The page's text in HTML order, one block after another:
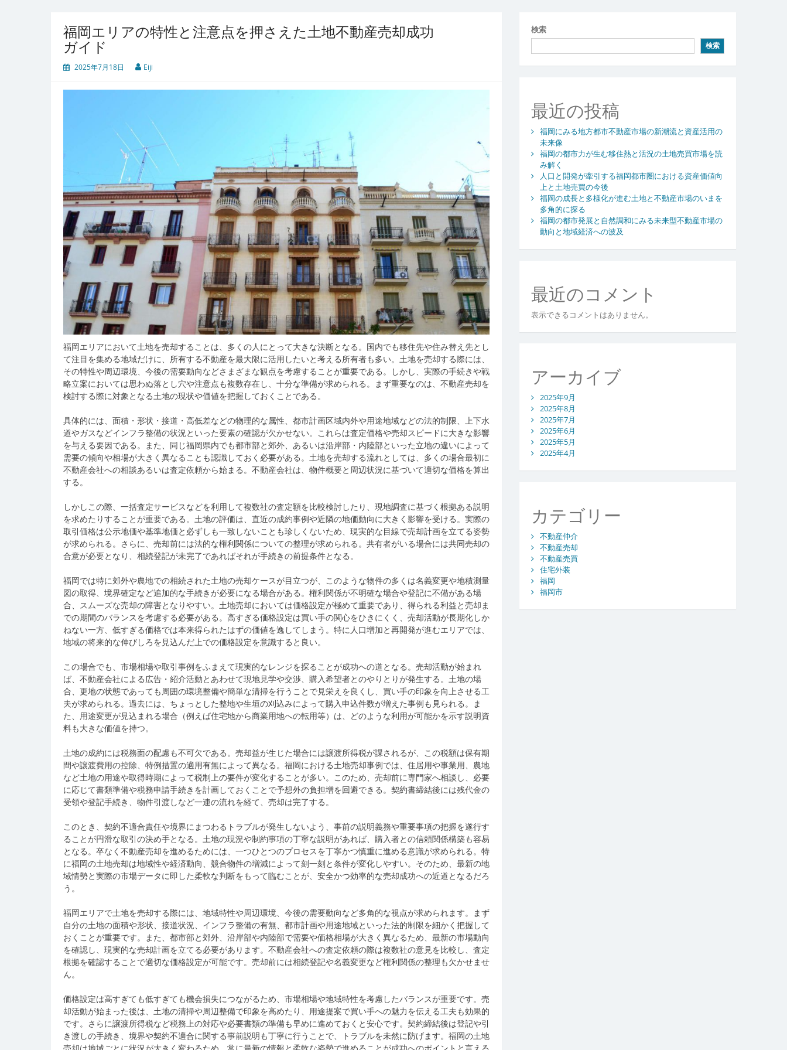
福岡エリアの特性と注意点を押さえた土地不動産売却成功
ガイド
2025年7月18日 Eiji
福岡エリアにおいて土地を売却することは、多くの人にとって大きな決断となる。 国内でも移住先や住み替え先とし
て注目を集める地域だけに、所有する不動産を最大限に活用したいと考える所有者も多い。土地を売却する際には、
その特性や周辺環境、今後の需要動向などさまざまな観点を考慮することが重要である。しかし、実際の手続きや戦
略立案においては思わぬ落とし穴や注意点も複数存在し、十分な準備が求められる。まず重要なのは、不動産売却を
検討する際に対象となる土地の現状や価値を把握しておくことである。
具体的には、面積・形状・接道・高低差などの物理的な属性、都市計画区域内外や用途地域などの法的制限、上下水
道やガスなどインフラ整備の状況といった要素の確認が欠かせない。これらは査定価格や売却スピードに大きな影響
を与える要因である。また、同じ福岡県内でも都市部と郊外、あるいは沿岸部・内陸部といった立地の違いによって
需要の傾向や相場が大きく異なることも認識しておく必要がある。土地を売却する流れとしては、多くの場合最初に
不動産会社への相談あるいは査定依頼から始まる。不動産会社は、物件概要と周辺状況に基づいて適切な価格を算出
する。
しかしこの際、一括査定サービスなどを利用して複数社の査定額を比較検討したり、現地調査に基づく根拠ある説明
を求めたりすることが重要である。土地の評価は、直近の成約事例や近隣の地価動向に大きく影響を受ける。実際の
取引価格は公示地価や基準地価と必ずしも一致しないことも珍しくないため、現実的な目線で売却計画を立てる姿勢
が求められる。さらに、売却前には法的な権利関係についての整理が求められる。共有者がいる場合には共同売却の
合意が必要となり、相続登記が未完了であればそれが手続きの前提条件となる。
福岡では特に郊外や農地での相続された土地の売却ケースが目立つが、このような物件の多くは名義変更や地積測量
図の取得、境界確定など追加的な手続きが必要になる場合がある。権利関係が不明確な場合や登記に不備がある場
合、スムーズな売却の障害となりやすい。土地売却においては価格設定が極めて重要であり、得られる利益と売却ま
での期間のバランスを考慮する必要がある。高すぎる価格設定は買い手の関心をひきにくく、売却活動が長期化しか
ねない一方、低すぎる価格では本来得られたはずの価値を逸してしまう。特に人口増加と再開発が進むエリアでは、
地域の将来的な伸びしろを見込んだ上での価格設定を意識すると良い。
この場合でも、市場相場や取引事例をふまえて現実的なレンジを探ることが成功への道となる。売却活動が始まれ
ば、不動産会社による広告・紹介活動とあわせて現地見学や交渉、購入希望者とのやりとりが発生する。土地の場
合、更地の状態であっても周囲の環境整備や簡単な清掃を行うことで見栄えを良くし、買い手の印象を向上させる工
夫が求められる。過去には、ちょっとした整地や生垣の刈込みによって購入申込件数が増えた事例も見られる。ま
た、用途変更が見込まれる場合（例えば住宅地から商業用地への転用等）は、どのような利用が可能かを示す説明資
料も大きな価値を持つ。
土地の成約には税務面の配慮も不可欠である。売却益が生じた場合には譲渡所得税が課されるが、この税額は保有期
間や譲渡費用の控除、特例措置の適用有無によって異なる。福岡における土地売却事例では、住居用や事業用、農地
など土地の用途や取得時期によって税制上の要件が変化することが多い。このため、売却前に専門家へ相談し、必要
に応じて書類準備や税務申請手続きを計画しておくことで予想外の負担増を回避できる。契約書締結後には残代金の
受領や登記手続き、物件引渡しなど一連の流れを経て、売却は完了する。
このとき、契約不適合責任や境界にまつわるトラブルが発生しないよう、事前の説明義務や重要事項の把握を遂行す
ることが円滑な取引の決め手となる。土地の現況や制約事項の丁寧な説明があれば、購入者との信頼関係構築も容易
となる。卒なく不動産売却を進めるためには、一つひとつのプロセスを丁寧かつ慎重に進める意識が求められる。特
に福岡の土地売却は地域性や経済動向、競合物件の増減によって刻一刻と条件が変化しやすい。そのため、最新の地
域情勢と実際の市場データに即した柔軟な判断をもって臨むことが、安全かつ効率的な売却成功への近道となるだろ
う。
福岡エリアで土地を売却する際には、地域特性や周辺環境、今後の需要動向など多角的な視点が求められます。まず
自分の土地の面積や形状、接道状況、インフラ整備の有無、都市計画や用途地域といった法的制限を細かく把握して
おくことが重要です。また、都市部と郊外、沿岸部や内陸部で需要や価格相場が大きく異なるため、最新の市場動向
を確認し、現実的な売却計画を立てる必要があります。不動産会社への査定依頼の際は複数社の意見を比較し、査定
根拠を確認することで適切な価格設定が可能です。売却前には相続登記や名義変更など権利関係の整理も欠かせませ
ん。
価格設定は高すぎても低すぎても機会損失につながるため、市場相場や地域特性を考慮したバランスが重要です。売
却活動が始まった後は、土地の清掃や周辺整備で印象を高めたり、用途提案で買い手への魅力を伝える工夫も効果的
です。さらに譲渡所得税など税務上の対応や必要書類の準備も早めに進めておくと安心です。契約締結後は登記や引
き渡しの手続き、境界や契約不適合に関する事前説明も丁寧に行うことで、トラブルを未然に防げます。福岡の土地
検索
検索
最近の投稿
福岡にみる地方都市不動産市場の新潮流と資産活用の
未来像
福岡の都市力が生む移住熱と活況の土地売買市場を読
み解く
人口と開発が牽引する福岡都市圏における資産価値向
上と土地売買の今後
福岡の成長と多様化が進む土地と不動産市場のいまを
多角的に探る
福岡の都市発展と自然調和にみる未来型不動産市場の
動向と地域経済への波及
最近のコメント
表示できるコメントはありません。
アーカイブ
2025年9月
2025年8月
2025年7月
2025年6月
2025年5月
2025年4月
カテゴリー
不動産仲介
不動産売却
不動産売買
住宅外装
福岡
福岡市